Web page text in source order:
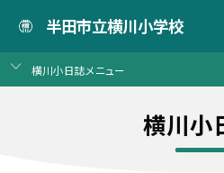
半田市立横川小学校
横川小日誌メニュー
横川小